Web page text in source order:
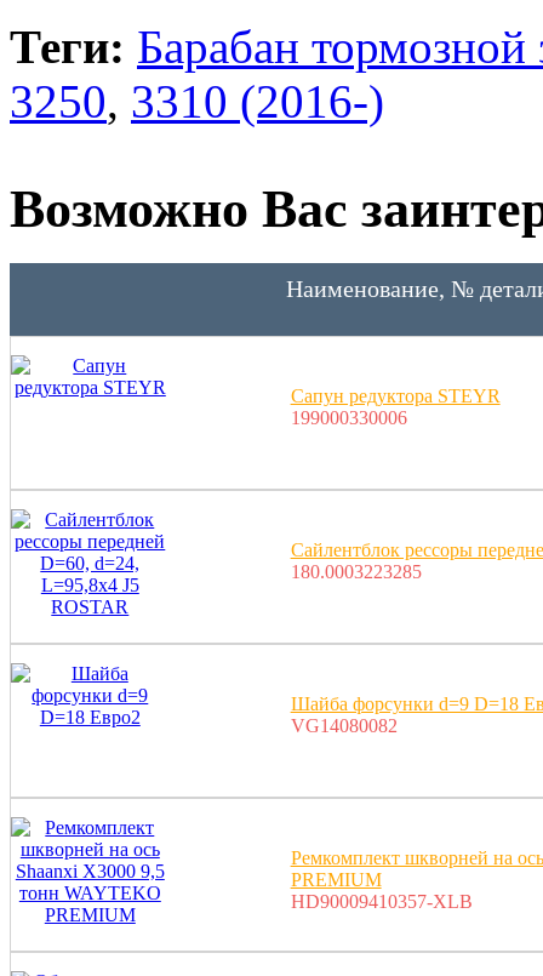
Теги: Барабан
3250, 3310 (2016-)
Возможно Вас
Наименование, №
Сапун редуктора STEYR
199000330006
Сайлентблок рессоры
180.0003223285
Шайба форсунки d=9 D=18
VG14080082
Ремкомплект шкворней на
PREMIUM
HD90009410357-XLB